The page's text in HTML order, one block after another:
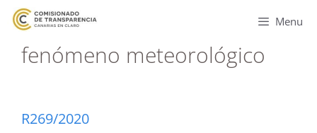
Menu
fenómeno meteorológico
R269/2020